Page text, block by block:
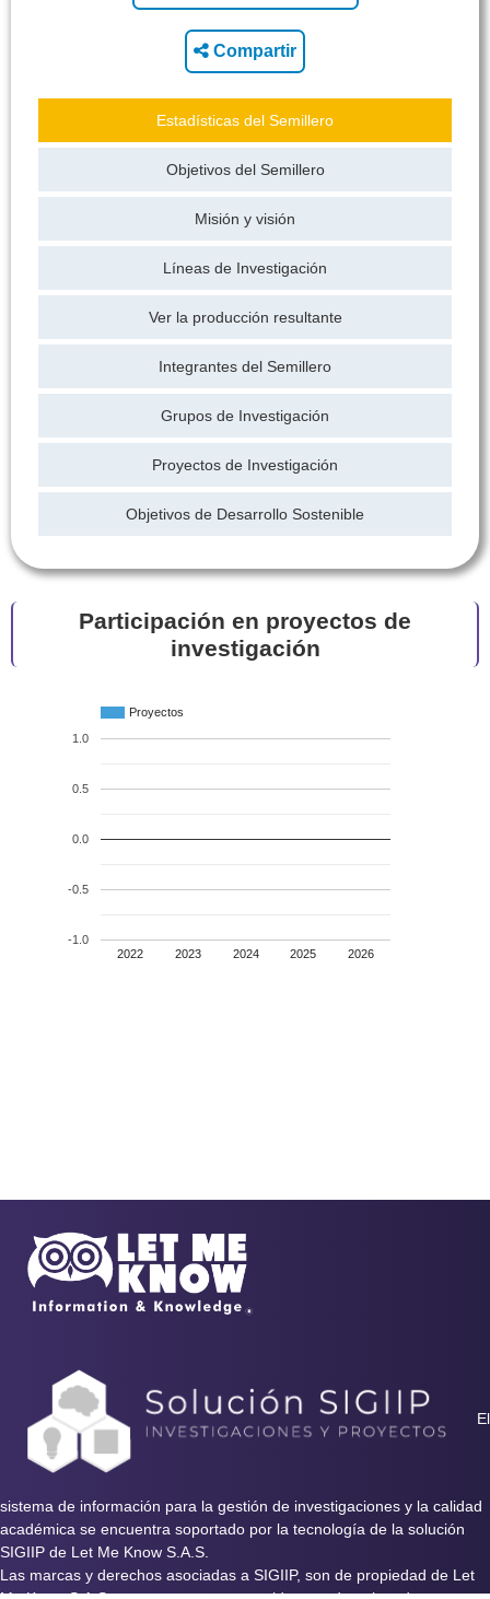
Compartir
Estadísticas del Semillero
Objetivos del Semillero
Misión y visión
Líneas de Investigación
Ver la producción resultante
Integrantes del Semillero
Grupos de Investigación
Proyectos de Investigación
Objetivos de Desarrollo Sostenible
Participación en proyectos de
investigación
Proyectos
2022 2023 2024 2025 2026
-1.0
-0.5
0.0
0.5
1.0
El
sistema de información para la gestión de investigaciones y la calidad
académica se encuentra soportado por la tecnología de la solución
SIGIIP de Let Me Know S.A.S.
Las marcas y derechos asociadas a SIGIIP, son de propiedad de Let